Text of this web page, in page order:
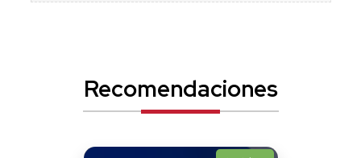
Recomendaciones